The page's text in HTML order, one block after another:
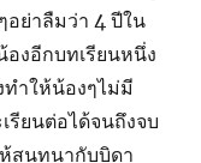
อย่าลืมว่า 4 ปีใน
งอีกบทเรียนหนึ่ง
ทำให้น้องๆไม่มี
รียนต่อได้จนถึงจบ
สนทนากับบิดา